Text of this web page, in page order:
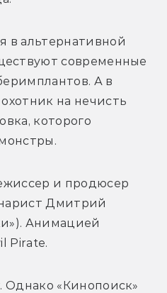
в альтернативной
современные
А в
на нечисть
которого
и продюсер
Дмитрий
Анимацией
Pirate.
Однако «Кинопоиск»